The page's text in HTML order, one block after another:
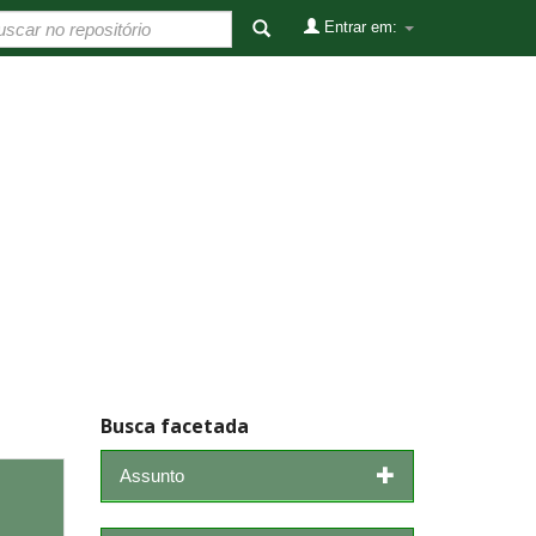
Entrar em:
Busca facetada
Assunto